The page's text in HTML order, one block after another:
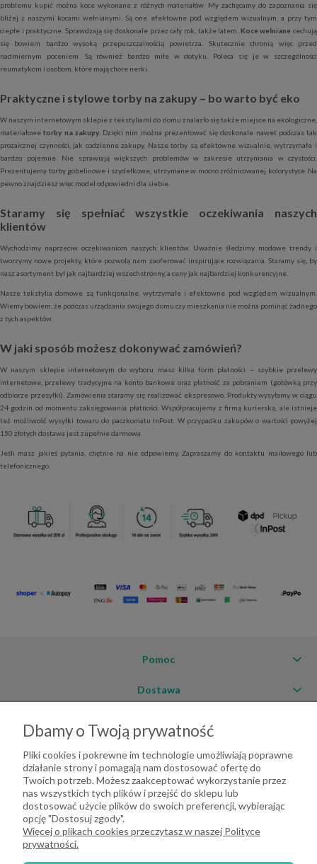
problemu kupić można koce wykonane z różnych materiałów. My zachęcamy do zapoznania się
bliżej z naszymi kocami wełnianymi. Są one efektowne pod względem wizualnym, a przy tym
ciepłe i praktyczne. Sprawdzają się doskonale przez cały rok, także latem. Koce wełniane cechują
się bowiem bardzo wysoką przepuszczalnością powietrza. Skutecznie chronią więc przed
nadmiernym poceniem. Są również bardzo miłe w dotyku. Poleca się je w szczególności
reumatykom i osobom, które mają chore nerki.
Praktyczne i stylowe torby na zakupy – bo warto być eko
W naszym internetowym sklepie z tekstyliami do domu znalazło się także miejsce na ekologiczne,
materiałowetorby na zakupy. Dzięki nim można prezentować się doskonale nawet podczas tak
prozaicznej czynności, jak codzienne zakupy. Nasze torby są efektowne wizualnie, wytrzymałe i
bardzo pojemne. Nie sprawiają większych problemów w zakresie utrzymania w czystości.
Prezentujemy torby gobelinowe i szydełkowe, utrzymane w mocno zróżnicowanej kolorystyce. Na
pewno znajdziesz więc model odpowiedni dla siebie.
Staramy się spełniać wszystkie oczekiwania naszych
klientów
Wychodzimy naprzeciw oczekiwaniom naszych klientów. Uważnie śledzimy modowe trendy i
tworzymy nowe projekty, które pozwolą nam zaoferować inspirujące rozwiązania. Staramy się, by
nasz asortyment był jak najbardziej wszechstronny, a ceny jak najbardziej konkurencyjne.
Nasze tekstylia domowe są funkcjonalne, wytrzymałe i efektowne pod względem wizualnym.
Wiemy bowiem, że podczas urządzania swojego domu czy mieszkania nie można pominąć żadnego
z tych aspektów.
W jaki sposób możesz dokonywać zamówień?
W naszym sklepie internetowym do wyboru masz kilka form płatności – szybkie przelewy
internetowe, przelewy tradycyjne na konto bankowe oraz płatność za pobraniem (gotówką przy
odbiorze przesyłki). Zamówienia staramy się realizować ekspresowo. Produkty wysyłamy w ciągu
24 godzin od momentu zaksięgowania płatności. Współpracujemy z firmą kurierską, ale istnieje
też możliwość wysyłki towaru do paczkomatu InPost. W przypadku zakupów o wartości powyżej
150 złotych dostawa jest zupełnie darmowa.
Jeśli masz jakieś pytania, chętnie na nie odpowiemy. Zapraszamy do kontaktu mailowego lub
telefonicznego.
Pomoc
Dostawa
O firmie
Dbamy o Twoją prywatność
Pliki cookies i pokrewne im technologie umożliwiają poprawne
działanie strony i pomagają nam dostosować ofertę do
Twoich potrzeb. Możesz zaakceptować wykorzystanie przez
nas wszystkich tych plików i przejść do sklepu lub
dostosować użycie plików do swoich preferencji, wybierając
opcję "Dostosuj zgody".
Więcej o plikach cookies przeczytasz w naszej Polityce
prywatności.